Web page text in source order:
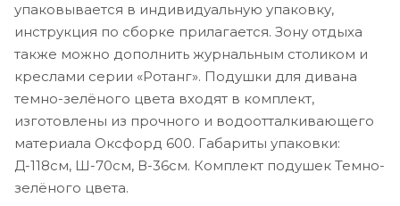
упаковывается в индивидуальную упаковку,
инструкция по сборке прилагается. Зону отдыха
также можно дополнить журнальным столиком и
креслами серии «Ротанг». Подушки для дивана
темно-зелёного цвета входят в комплект,
изготовлены из прочного и водоотталкивающего
материала Оксфорд 600. Габариты упаковки:
Д-118см, Ш-70см, В-36см. Комплект подушек Темно-
зелёного цвета.